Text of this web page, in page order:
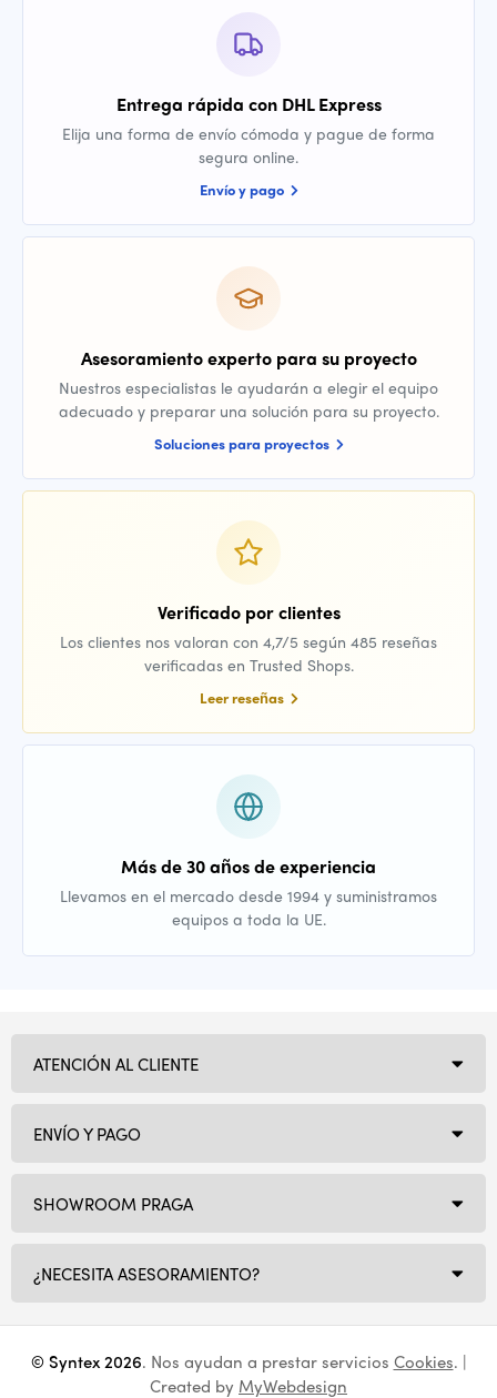
Entrega rápida con DHL Express
Elija una forma de envío cómoda y pague de forma
segura online.
Envío y pago
Asesoramiento experto para su proyecto
Nuestros especialistas le ayudarán a elegir el equipo
adecuado y preparar una solución para su proyecto.
Soluciones para proyectos
Verificado por clientes
Los clientes nos valoran con 4,7/5 según 485 reseñas
verificadas en Trusted Shops.
Leer reseñas
Más de 30 años de experiencia
Llevamos en el mercado desde 1994 y suministramos
equipos a toda la UE.
SHOWROOM PRAGA
¿NECESITA ASESORAMIENTO?
ATENCIÓN AL CLIENTE
ENVÍO Y PAGO
© Syntex 2026. Nos ayudan a prestar servicios Cookies. |
Created by MyWebdesign